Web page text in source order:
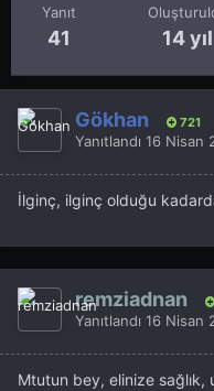
Yanıt
41 14 yıl
Gökhan 721
Yanıtlandı 16 Nisan
İlginç, ilginç olduğu
remziadnan
Yanıtlandı 16 Nisan
Mtutun bey, elinize